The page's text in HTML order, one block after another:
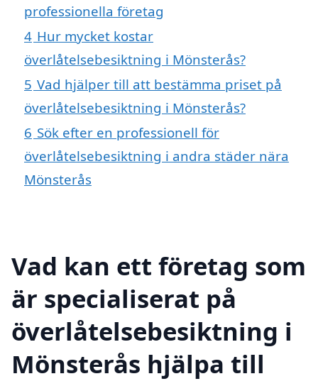
professionella företag
4 Hur mycket kostar
överlåtelsebesiktning i Mönsterås?
5 Vad hjälper till att bestämma priset på
överlåtelsebesiktning i Mönsterås?
6 Sök efter en professionell för
överlåtelsebesiktning i andra städer nära
Mönsterås
Vad kan ett företag som
är specialiserat på
överlåtelsebesiktning i
Mönsterås hjälpa till